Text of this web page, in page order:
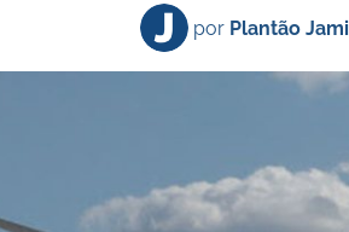
por Plantão